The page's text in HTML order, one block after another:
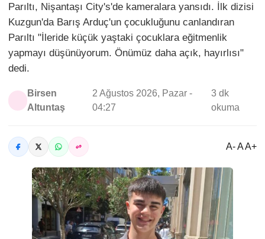
Parıltı, Nişantaşı City's'de kameralara yansıdı. İlk dizisi
Kuzgun'da Barış Arduç'un çocukluğunu canlandıran
Parıltı "İleride küçük yaştaki çocuklara eğitmenlik
yapmayı düşünüyorum. Önümüz daha açık, hayırlısı"
dedi.
Birsen
Altuntaş
2 Ağustos 2026, Pazar -
04:27
3 dk
okuma
A- A A+